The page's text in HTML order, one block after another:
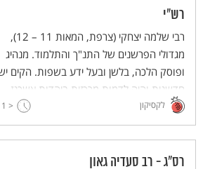
רש"י
רבי שלמה יצחקי (צרפת, המאות 11 – 12),
מגדולי הפרשנים של התנ"ך והתלמוד. מנהיג
ופוסק הלכה, בלשן ובעל ידע בשפות. הקים
חדשנית והיה לדמות מרכזית ביהדות אשכנז
ובקהילות ישראל – לדורו ולדורות.
לקסיקון < 1
רס"ג - רב סעדיה גאון